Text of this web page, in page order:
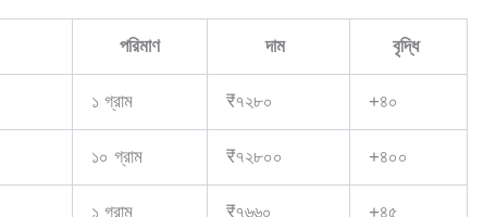
পরিমাণ দাম বৃদ্ধি
১ গ্রাম ₹৭২৮০ +৪০
১০ গ্রাম ₹৭২৮০০ +৪০০
১ গ্রাম ₹৭৬৬০ +৪৫